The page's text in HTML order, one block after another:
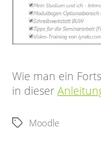
Wie man ein
in dieser
Schlagwörter
Moodle